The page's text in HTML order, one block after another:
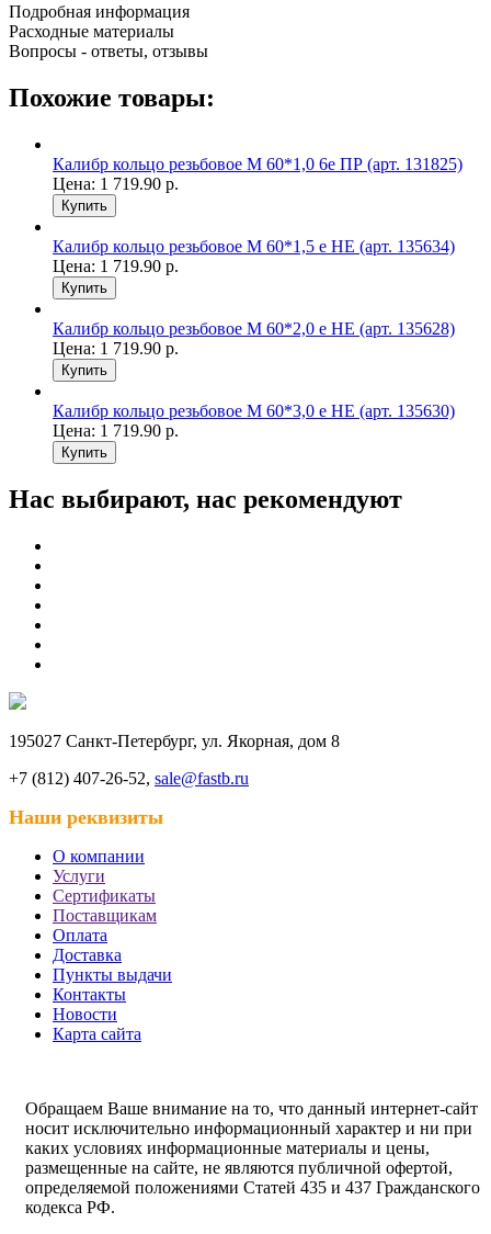
Подробная информация
Расходные материалы
Вопросы - ответы, отзывы
Похожие товары:
Калибр кольцо резьбовое М 60*1,0 6е ПР (арт. 131825)
Цена: 1 719.90 р.
Купить
Калибр кольцо резьбовое М 60*1,5 е НЕ (арт. 135634)
Цена: 1 719.90 р.
Купить
Калибр кольцо резьбовое М 60*2,0 е НЕ (арт. 135628)
Цена: 1 719.90 р.
Купить
Калибр кольцо резьбовое М 60*3,0 е НЕ (арт. 135630)
Цена: 1 719.90 р.
Купить
Нас выбирают, нас рекомендуют
195027 Санкт-Петербург, ул. Якорная, дом 8
+7 (812) 407-26-52, sale@fastb.ru
Наши реквизиты
О компании
Услуги
Сертификаты
Поставщикам
Оплата
Доставка
Пункты выдачи
Контакты
Новости
Карта сайта
Обращаем Ваше внимание на то, что данный интернет-сайт
носит исключительно информационный характер и ни при
каких условиях информационные материалы и цены,
размещенные на сайте, не являются публичной офертой,
определяемой положениями Статей 435 и 437 Гражданского
кодекса РФ.